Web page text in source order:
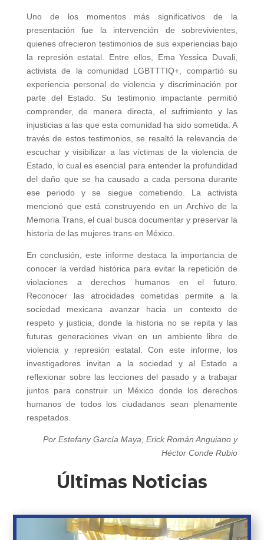
Uno de los momentos más significativos de la
presentación fue la intervención de sobrevivientes,
quienes ofrecieron testimonios de sus experiencias bajo
la represión estatal. Entre ellos, Ema Yessica Duvali,
activista de la comunidad LGBTTTIQ+, compartió su
experiencia personal de violencia y discriminación por
parte del Estado. Su testimonio impactante permitió
comprender, de manera directa, el sufrimiento y las
injusticias a las que esta comunidad ha sido sometida. A
través de estos testimonios, se resaltó la relevancia de
escuchar y visibilizar a las víctimas de la violencia de
Estado, lo cual es esencial para entender la profundidad
del daño que se ha causado a cada persona durante
ese periodo y se siegue cometiendo. La activista
mencionó que está construyendo en un Archivo de la
Memoria Trans, el cual busca documentar y preservar la
historia de las mujeres trans en México.
En conclusión, este informe destaca la importancia de
conocer la verdad histórica para evitar la repetición de
violaciones a derechos humanos en el futuro.
Reconocer las atrocidades cometidas permite a la
sociedad mexicana avanzar hacia un contexto de
respeto y justicia, donde la historia no se repita y las
futuras generaciones vivan en un ambiente libre de
violencia y represión estatal. Con este informe, los
investigadores invitan a la sociedad y al Estado a
reflexionar sobre las lecciones del pasado y a trabajar
juntos para construir un México donde los derechos
humanos de todos los ciudadanos sean plenamente
respetados.
Por Estefany García Maya, Erick Román Anguiano y
Héctor Conde Rubio
Últimas Noticias